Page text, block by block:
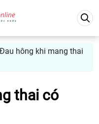
Đau hông khi mang thai
thai có